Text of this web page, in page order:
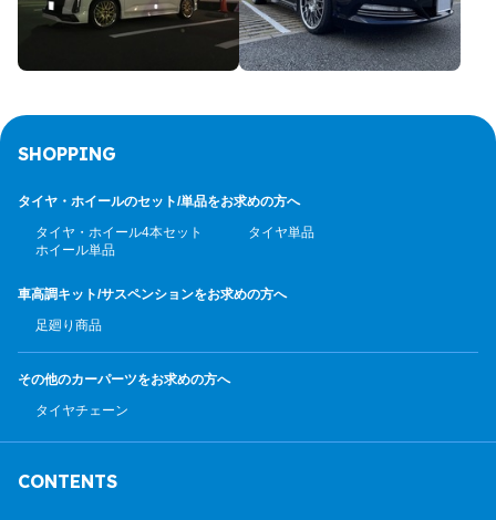
SHOPPING
タイヤ・ホイールのセット/単品をお求めの方へ
タイヤ・ホイール4本セット
タイヤ単品
ホイール単品
車高調キット/サスペンションをお求めの方へ
足廻り商品
その他のカーパーツをお求めの方へ
タイヤチェーン
CONTENTS